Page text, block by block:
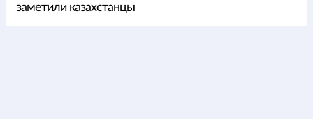
заметили казахстанцы